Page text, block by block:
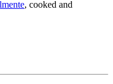
, cooked and